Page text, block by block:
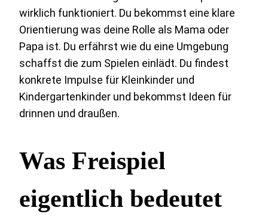
wirklich funktioniert. Du bekommst eine klare
Orientierung was deine Rolle als Mama oder
Papa ist. Du erfährst wie du eine Umgebung
schaffst die zum Spielen einlädt. Du findest
konkrete Impulse für Kleinkinder und
Kindergartenkinder und bekommst Ideen für
drinnen und draußen.
Was Freispiel
eigentlich bedeutet